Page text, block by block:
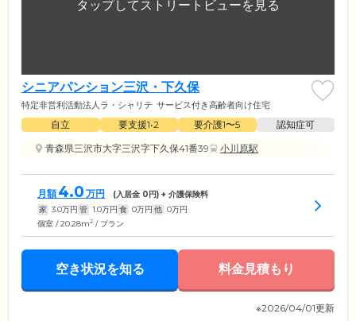
シニアパンション三沢・下久保
特定非営利活動法人ラ・シャリテ サービス付き高齢者向け住宅
自立 要支援1•2 要介護1〜5
認知症可
青森県三沢市大字三沢字下久保41番39
小川原駅
月額 4.0 万円 (入居金 0円) + 介護保険料
家 3.0万円 管 1.0万円 食 0万円 他 0万円
個室 / 20.28m2 / プラン
空き状況を知る 料金見積もり
※2026/04/01更新